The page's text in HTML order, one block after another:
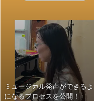
ミュージカル発声ができるよ
になるプロセスを公開！